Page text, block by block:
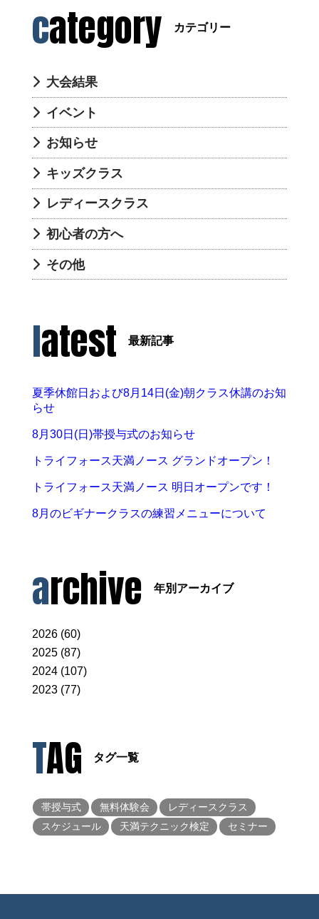
category カテゴリー
大会結果
イベント
お知らせ
キッズクラス
レディースクラス
初心者の方へ
その他
latest 最新記事
夏季休館日および8月14日(金)朝クラス休講のお知
らせ
8月30日(日)帯授与式のお知らせ
トライフォース天満ノース グランドオープン！
トライフォース天満ノース 明日オープンです！
8月のビギナークラスの練習メニューについて
archive 年別アーカイブ
2026 (60)
2025 (87)
2024 (107)
2023 (77)
TAG タグ一覧
帯授与式 無料体験会
レディースクラス
スケジュール
天満テクニック検定 セミナー